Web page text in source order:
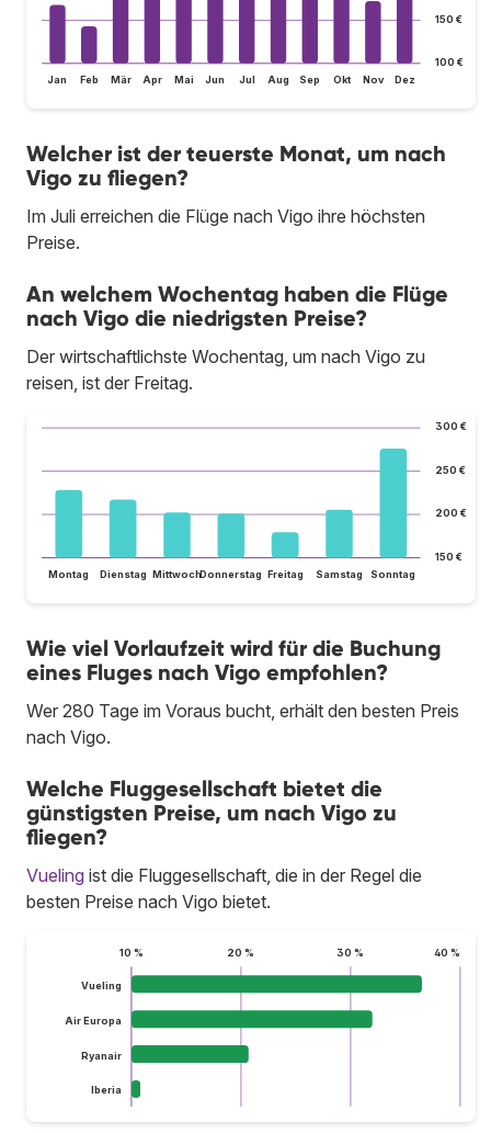
100 €
150 €
Jan Feb Mär Apr Mai Jun Jul Aug Sep Okt Nov Dez
Welcher ist der teuerste Monat, um nach
Vigo zu fliegen?
Im Juli erreichen die Flüge nach Vigo ihre höchsten
Preise.
An welchem Wochentag haben die Flüge
nach Vigo die niedrigsten Preise?
Der wirtschaftlichste Wochentag, um nach Vigo zu
reisen, ist der Freitag.
150 €
200 €
250 €
300 €
Montag Dienstag MittwochDonnerstag Freitag Samstag Sonntag
Wie viel Vorlaufzeit wird für die Buchung
eines Fluges nach Vigo empfohlen?
Wer 280 Tage im Voraus bucht, erhält den besten Preis
nach Vigo.
Welche Fluggesellschaft bietet die
günstigsten Preise, um nach Vigo zu
fliegen?
Vueling ist die Fluggesellschaft, die in der Regel die
besten Preise nach Vigo bietet.
10 % 20 % 30 % 40 %
Vueling
Air Europa
Ryanair
Iberia